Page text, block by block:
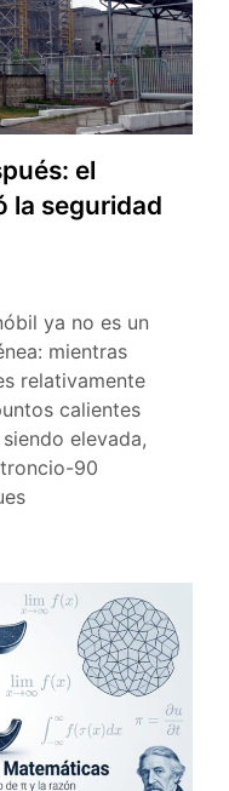
el
la seguridad
ya no es un
mientras
relativamente
calientes
elevada,
90